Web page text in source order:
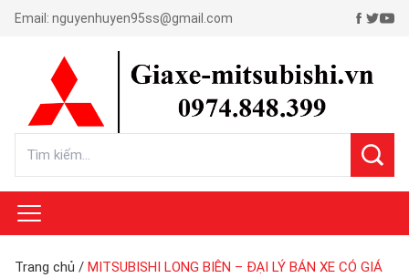
Email: nguyenhuyen95ss@gmail.com
Trang chủ / MITSUBISHI LONG BIÊN – ĐẠI LÝ BÁN XE CÓ GIÁ